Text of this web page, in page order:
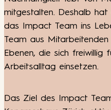
mitgestalten. Deshalb hat
das Impact Team ins
Team aus
Ebenen, die sich freiwillig
Arbeitsalltag einsetzen.
Das Ziel des Impact